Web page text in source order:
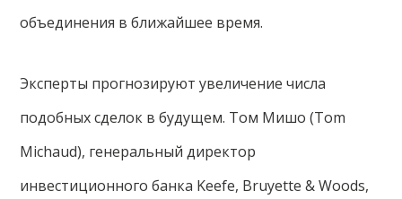
объединения в ближайшее время.
Эксперты прогнозируют увеличение числа
подобных сделок в будущем. Том Мишо (Tom
Michaud), генеральный директор
инвестиционного банка Keefe, Bruyette & Woods,